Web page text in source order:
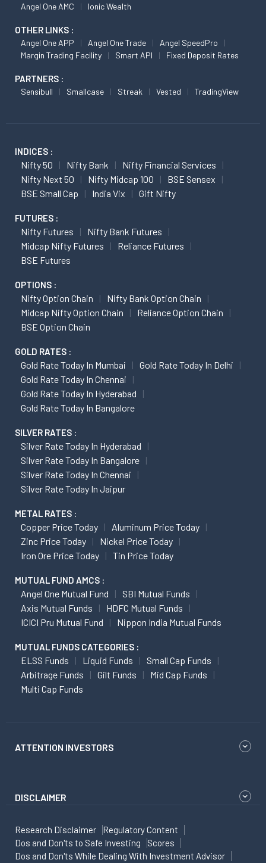
Angel One AMC Ionic Wealth
OTHER LINKS :
Angel One APP Angel One Trade
Angel SpeedPro
Margin Trading Facility
Smart API Fixed Deposit Rates
PARTNERS :
Sensibull Smallcase Streak Vested TradingView
INDICES :
Nifty 50 Nifty Bank
Nifty Financial Services
Nifty Next 50
Nifty Midcap 100
BSE Sensex
BSE Small Cap
India Vix Gift Nifty
FUTURES :
Nifty Futures
Nifty Bank Futures
Midcap Nifty Futures
Reliance Futures
BSE Futures
OPTIONS :
Nifty Option Chain
Nifty Bank Option Chain
Midcap Nifty Option Chain
Reliance Option Chain
BSE Option Chain
GOLD RATES :
Gold Rate Today In Mumbai
Gold Rate Today In Delhi
Gold Rate Today In Chennai
Gold Rate Today In Hyderabad
Gold Rate Today In Bangalore
SILVER RATES :
Silver Rate Today In Hyderabad
Silver Rate Today In Bangalore
Silver Rate Today In Chennai
Silver Rate Today In Jaipur
METAL RATES :
Copper Price Today
Aluminum Price Today
Zinc Price Today
Nickel Price Today
Iron Ore Price Today
Tin Price Today
MUTUAL FUND AMCS :
Angel One Mutual Fund
SBI Mutual Funds
Axis Mutual Funds
HDFC Mutual Funds
ICICI Pru Mutual Fund
Nippon India Mutual Funds
MUTUAL FUNDS CATEGORIES :
ELSS Funds Liquid Funds
Small Cap Funds
Arbitrage Funds
Gilt Funds
Mid Cap Funds
Multi Cap Funds
ATTENTION INVESTORS
DISCLAIMER
Research Disclaimer
Regulatory Content
Dos and Don'ts to Safe Investing
Scores
Dos and Don'ts While Dealing With Investment Advisor